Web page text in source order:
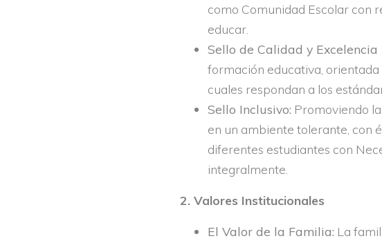
como Comunidad Escolar con
educar.
Sello de Calidad y Excelencia
formación educativa, orientada
cuales respondan a los
Sello Inclusivo: Promoviendo
en un ambiente tolerante, con
diferentes estudiantes con
integralmente.
2. Valores Institucionales
El Valor de la Familia: La